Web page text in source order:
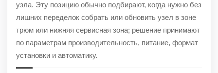
узла. Эту позицию обычно подбирают, когда нужно без
лишних переделок собрать или обновить узел в зоне
трюм или нижняя сервисная зона; решение принимают
по параметрам производительность, питание, формат
установки и автоматику.